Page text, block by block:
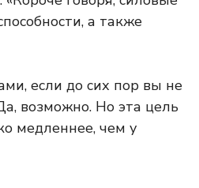
а также
если до сих пор вы не
возможно. Но эта цель
медленнее, чем у